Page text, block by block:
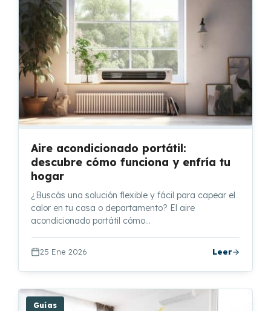
Aire acondicionado portátil:
descubre cómo funciona y enfría tu
hogar
¿Buscás una solución flexible y fácil para capear el
calor en tu casa o departamento? El aire
acondicionado portátil cómo…
25 Ene 2026 Leer
Guías